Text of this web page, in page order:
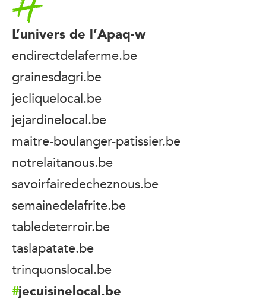
L’univers de l’Apaq-w
endirectdelaferme.be
grainesdagri.be
jecliquelocal.be
jejardinelocal.be
maitre-boulanger-patissier.be
notrelaitanous.be
savoirfairedecheznous.be
semainedelafrite.be
tabledeterroir.be
taslapatate.be
trinquonslocal.be
jecuisinelocal.be